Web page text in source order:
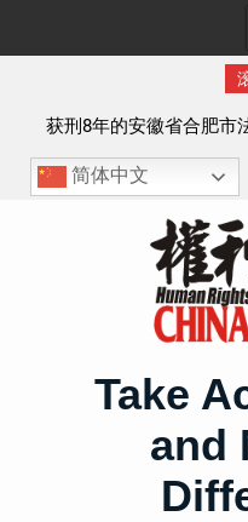
获刑8年的安徽省合肥市
案
简体中文
Take
and